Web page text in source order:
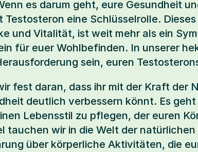
es darum geht, eure Gesundheit
Testosteron eine Schlüsselrolle.
und Vitalität, ist weit mehr als ein
für euer Wohlbefinden. In unserer
sein, euren
fest daran, dass ihr mit der Kraft der
deutlich verbessern könnt. Es
Lebensstil zu pflegen, der euren
tauchen wir in die Welt der
über körperliche Aktivitäten, die